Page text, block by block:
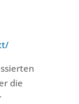
die